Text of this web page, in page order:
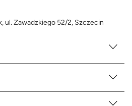
ul. Zawadzkiego 52/2, Szczecin